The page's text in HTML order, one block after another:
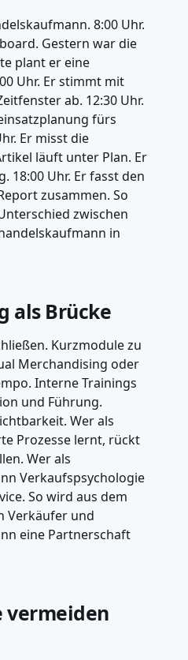
8:00 Uhr.
Gestern war die
plant er eine
Uhr. Er stimmt mit
ab. 12:30 Uhr.
fürs
Er misst die
läuft unter Plan. Er
18:00 Uhr. Er fasst den
zusammen. So
zwischen
in
als Brücke
Kurzmodule zu
Merchandising oder
Interne Trainings
und Führung.
Wer als
Prozesse lernt, rückt
Wer als
Verkaufspsychologie
So wird aus dem
Verkäufer und
eine Partnerschaft
vermeiden